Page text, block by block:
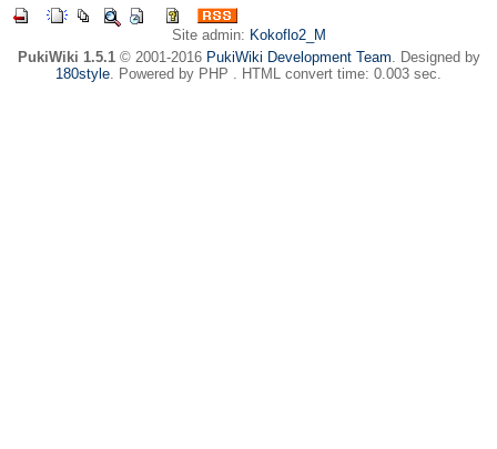
Site admin: Kokoflo2_M
PukiWiki 1.5.1© 2001-2016 PukiWiki Development Team. Designed by
180style. Powered by PHP . HTML convert time: 0.003 sec.